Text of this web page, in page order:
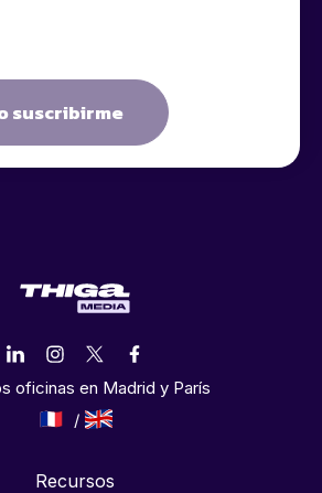
suscribirme
oficinas en Madrid y París
Recursos